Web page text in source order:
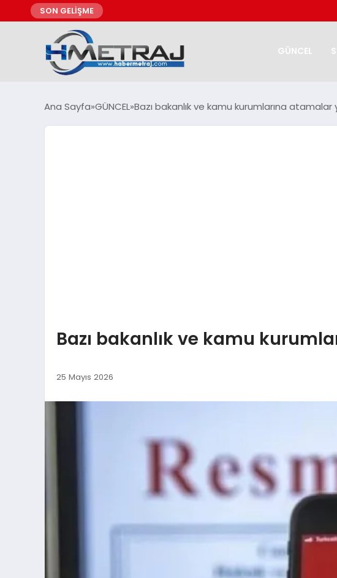
SON GELİŞME
GÜNCEL
Ana Sayfa GÜNCEL Bazı bakanlık ve kamu kurumlarına atamalar
Bazı bakanlık ve kamu
25 Mayıs 2026